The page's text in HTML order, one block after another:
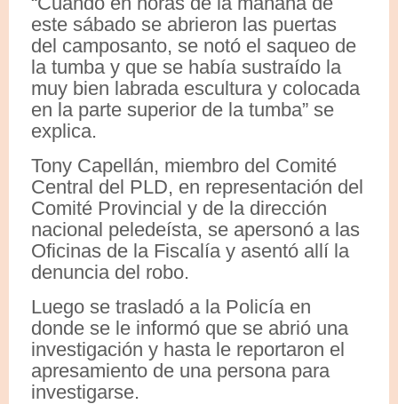
este sábado se abrieron las puertas
del camposanto, se notó el saqueo de
la tumba y que se había sustraído la
muy bien labrada escultura y colocada
en la parte superior de la tumba” se
explica.
Tony Capellán, miembro del Comité
Central del PLD, en representación del
Comité Provincial y de la dirección
nacional peledeísta, se apersonó a las
Oficinas de la Fiscalía y asentó allí la
denuncia del robo.
Luego se trasladó a la Policía en
donde se le informó que se abrió una
investigación y hasta le reportaron el
apresamiento de una persona para
investigarse.